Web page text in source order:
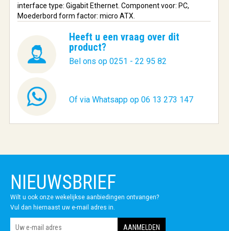
interface type: Gigabit Ethernet. Component voor: PC,
Moederbord form factor: micro ATX.
Heeft u een vraag over dit
product?
Bel ons op 0251 - 22 95 82
Of via Whatsapp op 06 13 273 147
NIEUWSBRIEF
Wilt u ook onze wekelijkse aanbiedingen ontvangen?
Vul dan hiernaast uw e-mail adres in.